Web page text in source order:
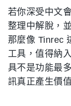
若你深受中文
整理中解脫，
那麼像 Tinrec
工具，值得納
具不是功能最
訊真正產生價